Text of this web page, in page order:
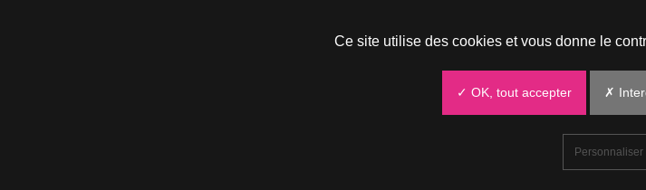
Ce site utilise des cookies et vous donne le
✓ OK, tout accepter ✗
Personnaliser